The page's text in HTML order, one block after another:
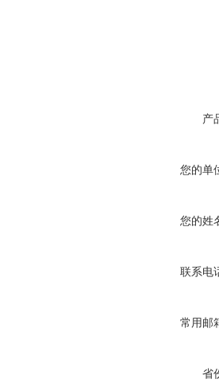
产
您的单
您的姓
联系电
常用邮
省